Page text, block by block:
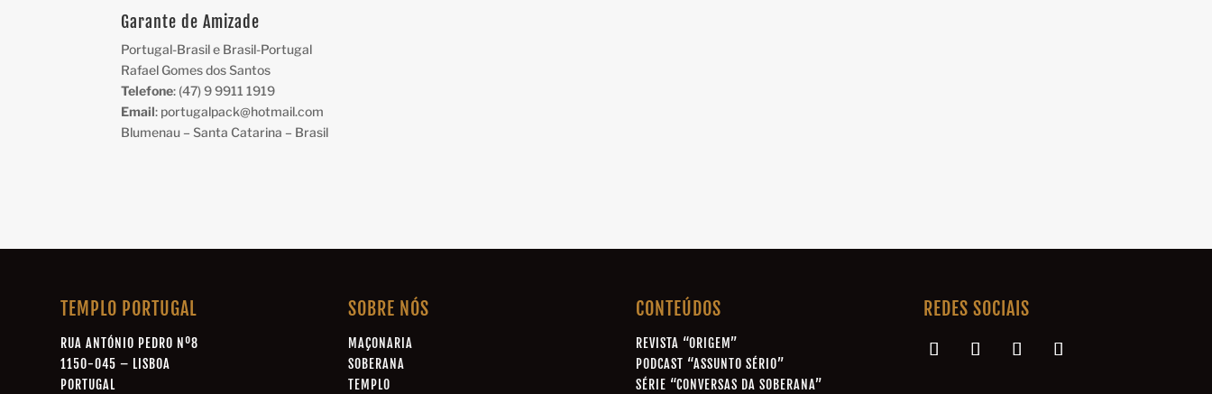
Garante de Amizade
Portugal-Brasil e Brasil-Portugal
Rafael Gomes dos Santos
Telefone: (47) 9 9911 1919
Email: portugalpack@hotmail.com
Blumenau – Santa Catarina – Brasil
TEMPLO PORTUGAL
RUA ANTÓNIO PEDRO Nº8
1150-045 – LISBOA
PORTUGAL
SOBRE NÓS
MAÇONARIA
SOBERANA
TEMPLO
CONTEÚDOS
REVISTA “ORIGEM”
PODCAST “ASSUNTO SÉRIO”
SÉRIE “CONVERSAS DA SOBERANA”
REDES SOCIAIS